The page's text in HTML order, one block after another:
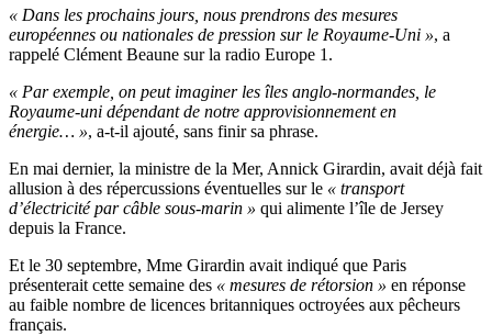
« Dans les prochains jours, nous prendrons des mesures
européennes ou nationales de pression sur le Royaume-Uni », a
rappelé Clément Beaune sur la radio Europe 1.
« Par exemple, on peut imaginer les îles anglo-normandes, le
Royaume-uni dépendant de notre approvisionnement en
énergie… », a-t-il ajouté, sans finir sa phrase.
En mai dernier, la ministre de la Mer, Annick Girardin, avait déjà fait
allusion à des répercussions éventuelles sur le « transport
d’électricité par câble sous-marin » qui alimente l’île de Jersey
depuis la France.
Et le 30 septembre, Mme Girardin avait indiqué que Paris
présenterait cette semaine des « mesures de rétorsion » en réponse
au faible nombre de licences britanniques octroyées aux pêcheurs
français.